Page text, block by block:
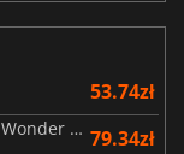
53.74zł
Hatsune Miku The Planet Of Wonder And Fragments Of Wishes 79.34zł